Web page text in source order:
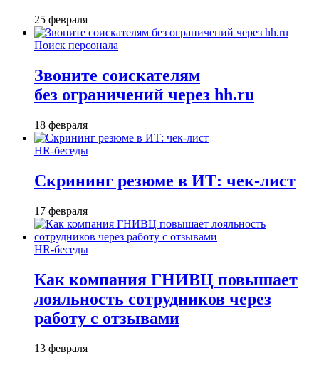
25 февраля
Поиск персонала
Звоните соискателям
без ограничений через hh.ru
18 февраля
HR-беседы
Скрининг резюме в ИТ: чек-лист
17 февраля
HR-беседы
Как компания ГНИВЦ повышает
лояльность сотрудников через
работу с отзывами
13 февраля